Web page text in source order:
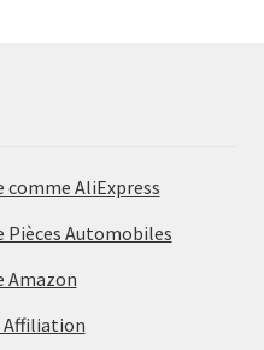
comme AliExpress
Pièces Automobiles
Amazon
Affiliation